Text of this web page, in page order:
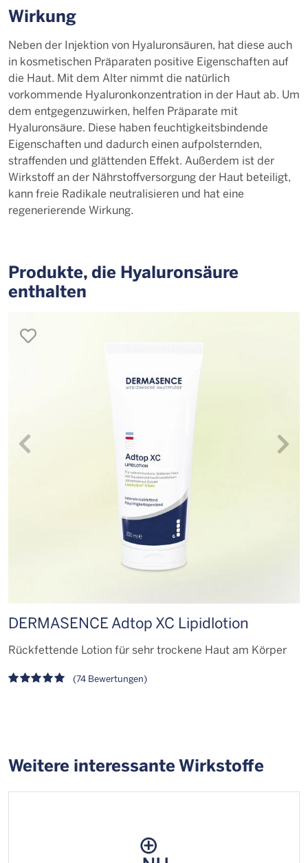
Wirkung
Neben der Injektion von Hyaluronsäuren, hat diese auch
in kosmetischen Präparaten positive Eigenschaften auf
die Haut. Mit dem Alter nimmt die natürlich
vorkommende Hyaluronkonzentration in der Haut ab. Um
dem entgegenzuwirken, helfen Präparate mit
Hyaluronsäure. Diese haben feuchtigkeitsbindende
Eigenschaften und dadurch einen aufpolsternden,
straffenden und glättenden Effekt. Außerdem ist der
Wirkstoff an der Nährstoffversorgung der Haut beteiligt,
kann freie Radikale neutralisieren und hat eine
regenerierende Wirkung.
Produkte, die Hya­lu­ron­säu­re
enthalten
merken
DERMASENCE Adtop XC Lipidlotion
Rückfettende Lotion für sehr trockene Haut am Körper
(74 Bewertungen)
Weitere interessante Wirkstoffe